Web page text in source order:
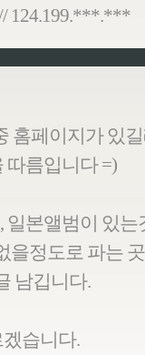
124.199.***.***
홈페이지가 있
따름입니다 =)
본앨범이 있
을정도로 파는
남깁니다.
습니다.